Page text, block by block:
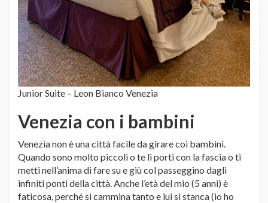
Junior Suite – Leon Bianco Venezia
Venezia con i bambini
Venezia non è una città facile da girare coi bambini.
Quando sono molto piccoli o te li porti con la fascia o ti
metti nell’anima di fare su e giù col passeggino dagli
infiniti ponti della città. Anche l’età del mio (5 anni) è
faticosa, perché si cammina tanto e lui si stanca (io ho